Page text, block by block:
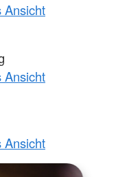
Ansicht
Ansicht
Ansicht